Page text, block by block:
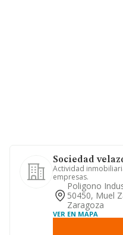
Sociedad
Actividad
empresas.
Poligono
50450, Muel
Zaragoza
VER EN MAPA